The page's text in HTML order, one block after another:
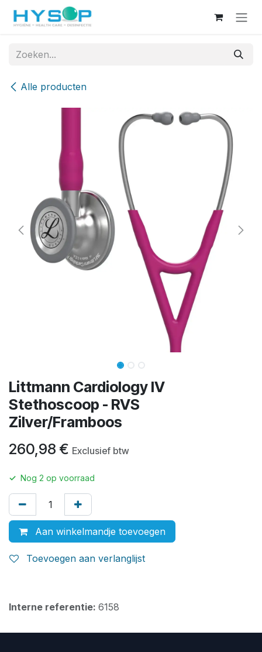
Overslaan naar inhoud
Alle producten
Littmann Cardiology IV
Stethoscoop - RVS
Zilver/Framboos
260,98 € Exclusief btw
✓ Nog 2 op voorraad
Aan winkelmandje toevoegen
Toevoegen aan verlanglijst
Interne referentie: 6158